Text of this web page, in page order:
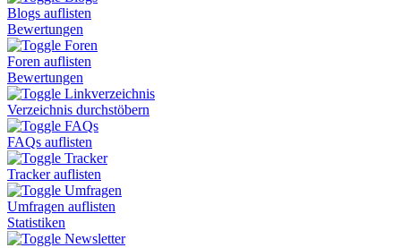
Blogs auflisten
Bewertungen
Foren
Foren auflisten
Bewertungen
Linkverzeichnis
Verzeichnis durchstöbern
FAQs
FAQs auflisten
Tracker
Tracker auflisten
Umfragen
Umfragen auflisten
Statistiken
Newsletter